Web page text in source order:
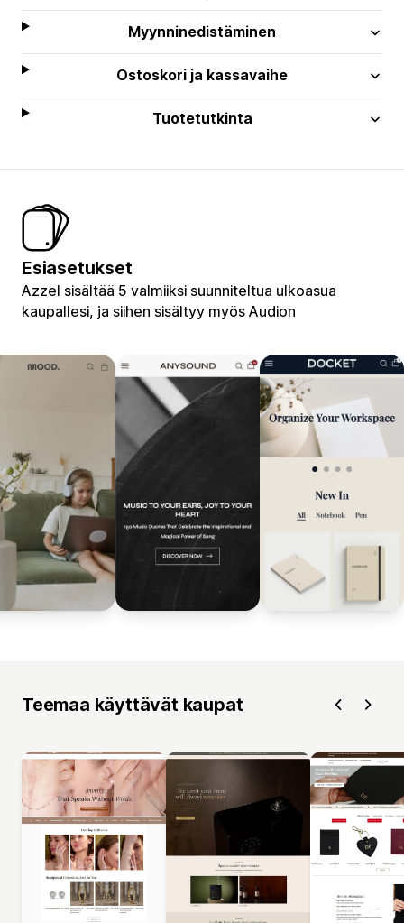
Myynninedistäminen
Ostoskori ja kassavaihe
Tuotetutkinta
Esiasetukset
Azzel sisältää 5 valmiiksi suunniteltua ulkoasua
kaupallesi, ja siihen sisältyy myös Audion
Teemaa käyttävät kaupat